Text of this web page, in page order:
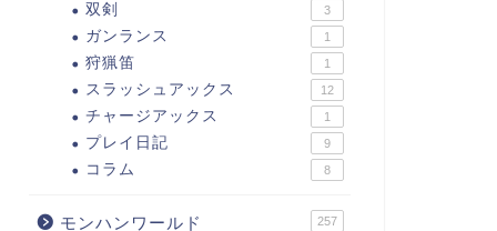
双剣 3
ガンランス 1
狩猟笛 1
スラッシュアックス 12
チャージアックス 1
プレイ日記 9
コラム 8
モンハンワールド 257